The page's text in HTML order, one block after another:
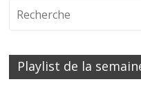
Playlist de la